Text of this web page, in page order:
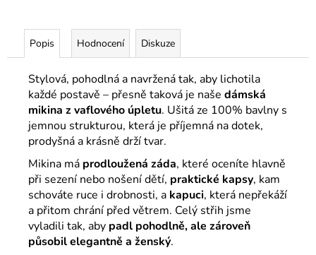
Popis Hodnocení Diskuze
Stylová, pohodlná a navržená tak, aby lichotila
každé postavě – přesně taková je naše dámská
mikina z vaflového úpletu. Ušitá ze 100% bavlny s
jemnou strukturou, která je příjemná na dotek,
prodyšná a krásně drží tvar.
Mikina má prodloužená záda, které oceníte hlavně
při sezení nebo nošení dětí, praktické kapsy, kam
schováte ruce i drobnosti, a kapuci, která nepřekáží
a přitom chrání před větrem. Celý střih jsme
vyladili tak, aby padl pohodlně, ale zároveň
působil elegantně a ženský.